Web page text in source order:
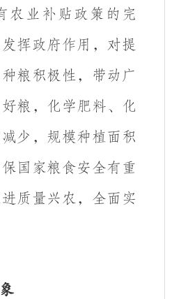
农业补贴政策的完
挥政府作用，对提
粮积极性，带动广
粮，化学肥料、化
少，规模种植面积
国家粮食安全有重
质量兴农，全面实